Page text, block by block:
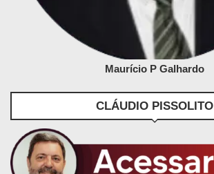
Maurício P Galhardo
CLÁUDIO PISSOLITO